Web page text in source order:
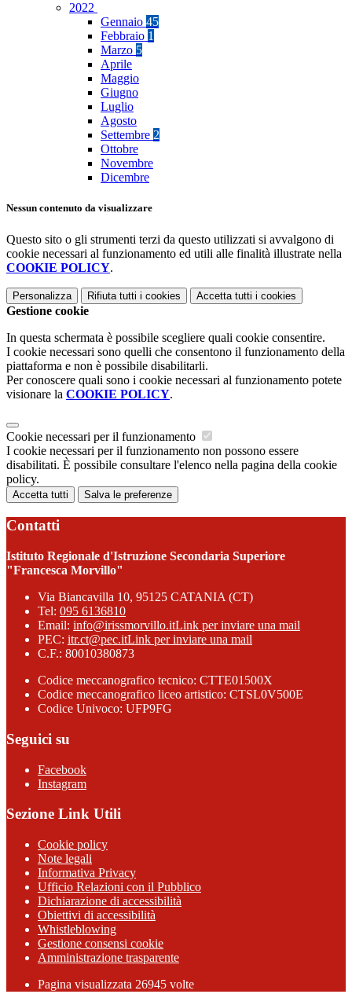
2022
Gennaio 45
Febbraio 1
Marzo 5
Aprile
Maggio
Giugno
Luglio
Agosto
Settembre 2
Ottobre
Novembre
Dicembre
Nessun contenuto da visualizzare
Questo sito o gli strumenti terzi da questo utilizzati si avvalgono di
cookie necessari al funzionamento ed utili alle finalità illustrate nella
COOKIE POLICY.
Personalizza Rifiuta tutti i cookies Accetta tutti i cookies
Gestione cookie
In questa schermata è possibile scegliere quali cookie consentire.
I cookie necessari sono quelli che consentono il funzionamento della
piattaforma e non è possibile disabilitarli.
Per conoscere quali sono i cookie necessari al funzionamento potete
visionare la COOKIE POLICY.
Cookie necessari per il funzionamento
I cookie necessari per il funzionamento non possono essere
disabilitati. È possibile consultare l'elenco nella pagina della cookie
policy.
Accetta tutti Salva le preferenze
Contatti
Istituto Regionale d'Istruzione Secondaria Superiore
"Francesca Morvillo"
Via Biancavilla 10, 95125 CATANIA (CT)
Tel: 095 6136810
Email: info@irissmorvillo.itLink per inviare una mail
PEC: itr.ct@pec.itLink per inviare una mail
C.F.: 80010380873
Codice meccanografico tecnico: CTTE01500X
Codice meccanografico liceo artistico: CTSL0V500E
Codice Univoco: UFP9FG
Seguici su
Facebook
Instagram
Sezione Link Utili
Cookie policy
Note legali
Informativa Privacy
Ufficio Relazioni con il Pubblico
Dichiarazione di accessibilità
Obiettivi di accessibilità
Whistleblowing
Gestione consensi cookie
Amministrazione trasparente
Pagina visualizzata 26945 volte